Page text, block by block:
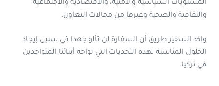
المستويات السياسية والأمنية، والاقتصادية والاجتماعية
والثقافية والصحية وغيرها من مجالات التعاون.
واكد السفير طريق أن السفارة لن تألو جهدا في سبيل إيجاد
الحلول المناسبة لهذه التحديات التي تواجه أبنائنا المتواجدين
في تركيا.